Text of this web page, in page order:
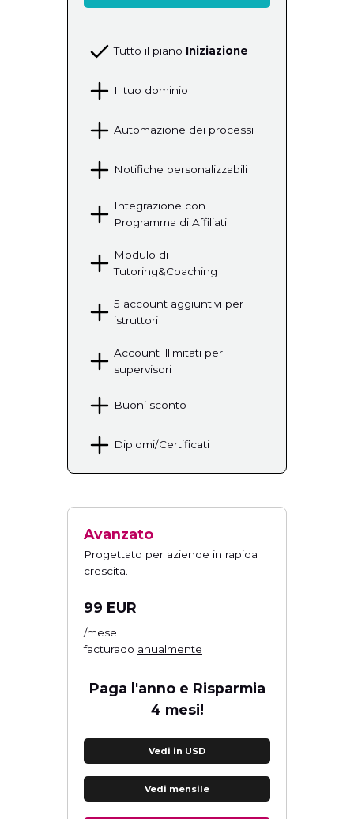
Tutto il piano Iniziazione
Il tuo dominio
Automazione dei processi
Notifiche personalizzabili
Integrazione con
Programma di Affiliati
Modulo di
Tutoring&Coaching
5 account aggiuntivi per
istruttori
Account illimitati per
supervisori
Buoni sconto
Diplomi/Certificati
Avanzato
Progettato per aziende in rapida
crescita.
99 EUR
/mese
facturado anualmente
Paga l'anno e Risparmia
4 mesi!
Vedi in USD
Vedi mensile